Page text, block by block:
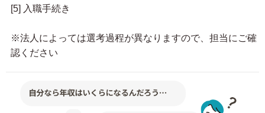
[5] 入職手続き
※法人によっては選考過程が異なりますので、担当にご確
認ください